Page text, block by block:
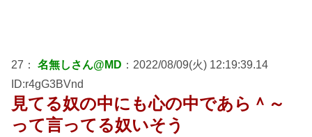
27： 名無しさん@MD ：2022/08/09(火) 12:19:39.14
ID:r4gG3BVnd
見てる奴の中にも心の中であら＾～
って言ってる奴いそう